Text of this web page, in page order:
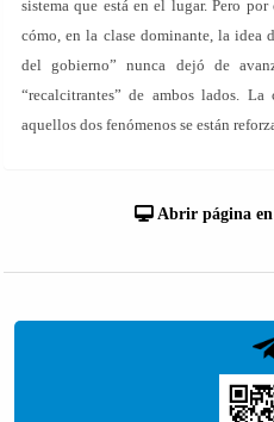
sistema que está en el lugar. Pero
cómo, en la clase dominante, la idea
del gobierno” nunca dejó de
“recalcitrantes” de ambos lados.
aquellos dos fenómenos se están
Abrir página